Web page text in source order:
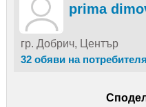
prima
гр. Добрич, Център
32 обяви на потребителя